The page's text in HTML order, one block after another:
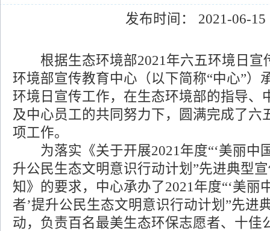
发布时间： 2021-06-15
根据生态环境部2021年六五环境日宣
环境部宣传教育中心（以下简称“中心”）
环境日宣传工作，在生态环境部的指导、
及中心员工的共同努力下，圆满完成了六
项工作。
为落实《关于开展2021年度“‘美丽中
升公民生态文明意识行动计划”先进典型
知》的要求，中心承办了2021年度“‘美丽
者’提升公民生态文明意识行动计划”先进
动，负责百名最美生态环保志愿者、十佳